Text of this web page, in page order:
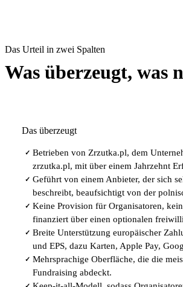
Das Urteil in zwei Spalten
Was überzeugt, was
Das überzeugt
✓ Betrieben von Zrzutka.pl, dem
zrzutka.pl, mit über einem Jahrzehnt
✓ Geführt von einem Anbieter, der sich
beschreibt, beaufsichtigt von der
✓ Keine Provision für Organisatoren,
finanziert über einen optionalen
✓ Breite Unterstützung europäischer
und EPS, dazu Karten, Apple Pay,
✓ Mehrsprachige Oberfläche, die die
Fundraising abdeckt.